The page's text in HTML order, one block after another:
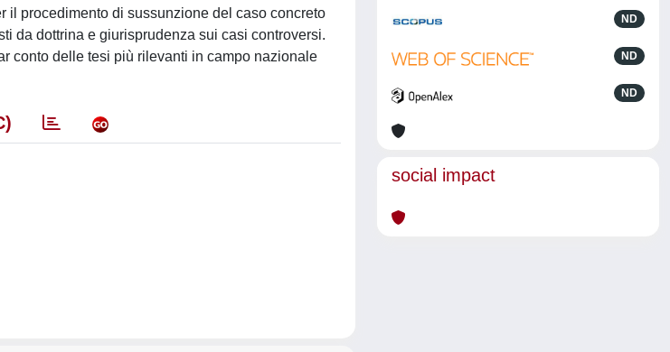
il procedimento di sussunzione del caso concreto
da dottrina e giurisprudenza sui casi controversi.
conto delle tesi più rilevanti in campo nazionale
ND
ND
ND
social impact